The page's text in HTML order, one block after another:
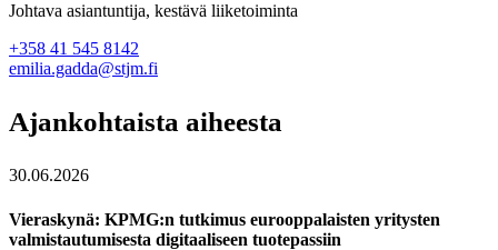
Johtava asiantuntija, kestävä liiketoiminta
+358 41 545 8142
emilia.gadda@stjm.fi
Ajankohtaista aiheesta
30.06.2026
Vieraskynä: KPMG:n tutkimus eurooppalaisten yritysten
valmistautumisesta digitaaliseen tuotepassiin